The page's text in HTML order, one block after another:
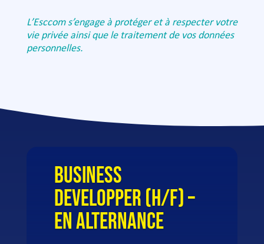
L’Esccom s’engage à protéger et à respecter votre
vie privée ainsi que le traitement de vos données
personnelles.
BUSINESS
DEVELOPPER (H/F) –
EN ALTERNANCE